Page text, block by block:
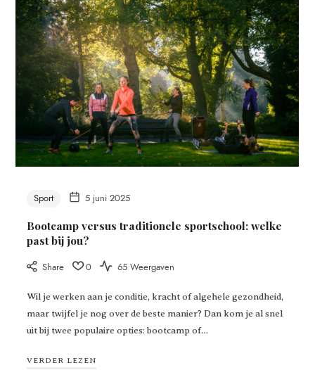
Sport 5 juni 2025
Bootcamp versus traditionele sportschool: welke
past bij jou?
Share 0 65 Weergaven
Wil je werken aan je conditie, kracht of algehele gezondheid,
maar twijfel je nog over de beste manier? Dan kom je al snel
uit bij twee populaire opties: bootcamp of…
VERDER LEZEN